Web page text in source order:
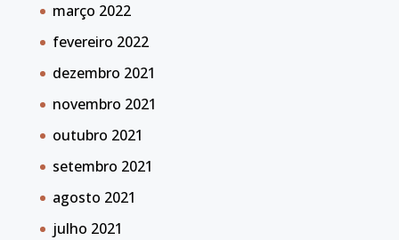
março 2022
fevereiro 2022
dezembro 2021
novembro 2021
outubro 2021
setembro 2021
agosto 2021
julho 2021